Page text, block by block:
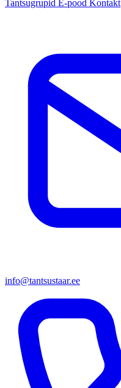
Tantsugrupid E-pood Kontakt
info@tantsustaar.ee